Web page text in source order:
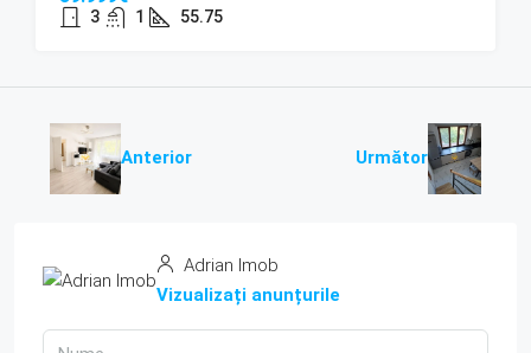
3 1 55.75
Anterior Următor
Adrian Imob
Vizualizați anunțurile